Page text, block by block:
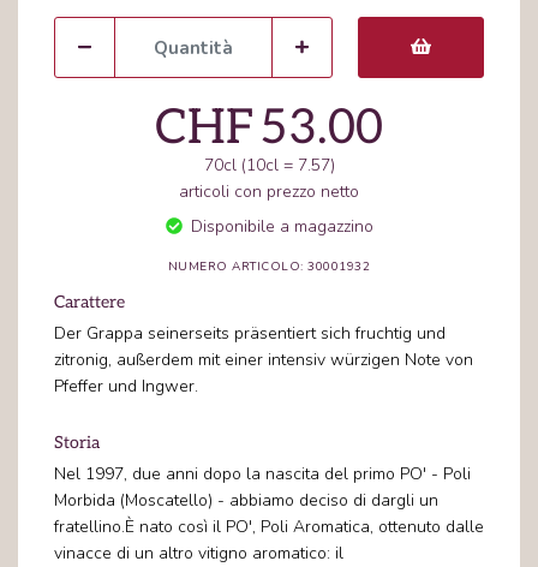
CHF53.00
70cl (10cl = 7.57)
articoli con prezzo netto
Disponibile a magazzino
NUMERO ARTICOLO: 30001932
Carattere
Der Grappa seinerseits präsentiert sich fruchtig und
zitronig, außerdem mit einer intensiv würzigen Note von
Pfeffer und Ingwer.
Storia
Nel 1997, due anni dopo la nascita del primo PO' - Poli
Morbida (Moscatello) - abbiamo deciso di dargli un
fratellino.È nato così il PO', Poli Aromatica, ottenuto dalle
vinacce di un altro vitigno aromatico: il